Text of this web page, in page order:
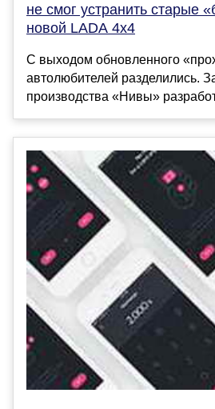
не смог устранить старые
новой LADA 4x4
С выходом обновленного
автолюбителей разделились.
производства «Нивы»